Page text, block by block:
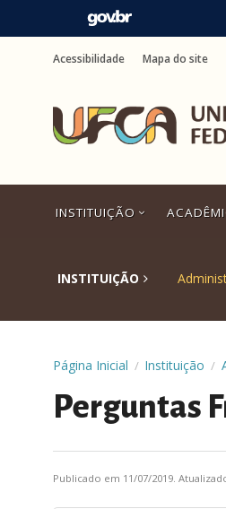
para
para
busca
rodapé
Acessibilidade Mapa do site
INSTITUIÇÃO
INSTITUIÇÃO
Página Inicial / Instituição /
Perguntas
Publicado em 11/07/2019.